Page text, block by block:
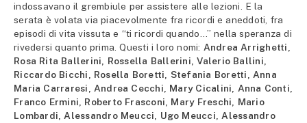
indossavano il grembiule per assistere alle lezioni. E la
serata è volata via piacevolmente fra ricordi e aneddoti, fra
episodi di vita vissuta e “ti ricordi quando…” nella speranza di
rivedersi quanto prima. Questi i loro nomi: Andrea Arrighetti,
Rosa Rita Ballerini, Rossella Ballerini, Valerio Ballini,
Riccardo Bicchi, Rosella Boretti, Stefania Boretti, Anna
Maria Carraresi, Andrea Cecchi, Mary Cicalini, Anna Conti,
Franco Ermini, Roberto Frasconi, Mary Freschi, Mario
Lombardi, Alessandro Meucci, Ugo Meucci, Alessandro